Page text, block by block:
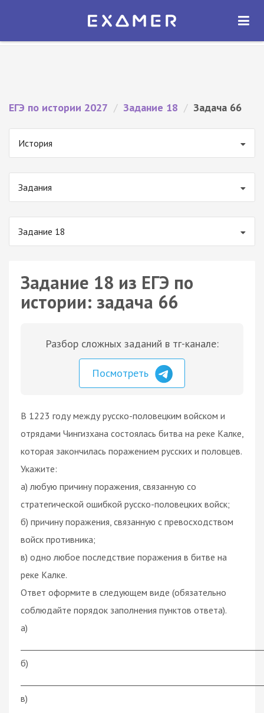
Экзамер — ЕГЭ 2027
ОТКРЫТЬ
ЕГЭ по истории 2027 / Задание 18 / Задача 66
История
Задания
Задание 18
Задание 18 из ЕГЭ по
истории: задача 66
Разбор сложных заданий в тг-канале:
Посмотреть
В 1223 году между русско-половецким войском и
отрядами Чингизхана состоялась битва на реке Калке,
которая закончилась поражением русских и половцев.
Укажите:
а) любую причину поражения, связанную со
стратегической ошибкой русско-половецких войск;
б) причину поражения, связанную с превосходством
войск противника;
в) одно любое последствие поражения в битве на
реке Калке.
Ответ оформите в следующем виде (обязательно
соблюдайте порядок заполнения пунктов ответа).
а)
б)
в)